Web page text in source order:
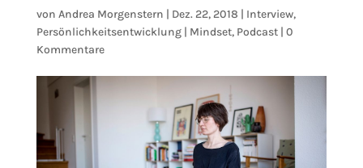
von Andrea Morgenstern | Dez. 22, 2018 | Interview,
Persönlichkeitsentwicklung | Mindset, Podcast| 0
Kommentare